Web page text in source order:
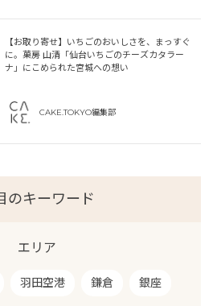
【お取り寄せ】いちごのおいしさを、まっすぐ
に。菓房 山清「仙台いちごのチーズカタラー
ナ」にこめられた宮城への想い
CAKE.TOKYO編集部
のキーワード
エリア
羽田空港 鎌倉 銀座